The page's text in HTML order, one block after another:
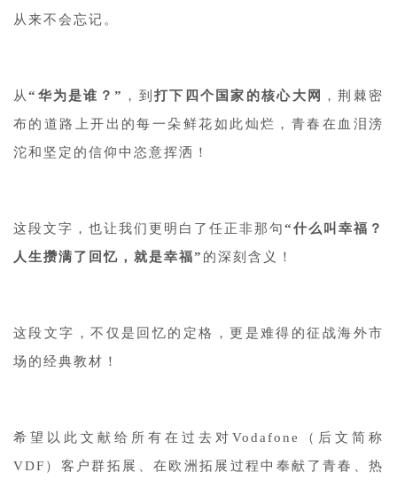
从来不会忘记。
从“华为是谁？” ，到 打下四个国家的核心大网
，荆棘密
布的道路上开出的每一朵鲜花如此灿烂，青春在血泪滂
沱和坚定的信仰中恣意挥洒！
这段文字，也让我们更明白了任正非那句“什么叫幸福？
人生攒满了回忆，就是幸福” 的深刻含义！
这段文字，不仅是回忆的定格，更是难得的征战海外市
场的经典教材！
希望以此文献给所有在过去对Vodafone（后文简称
VDF）客户群拓展、在欧洲拓展过程中奉献了青春、热